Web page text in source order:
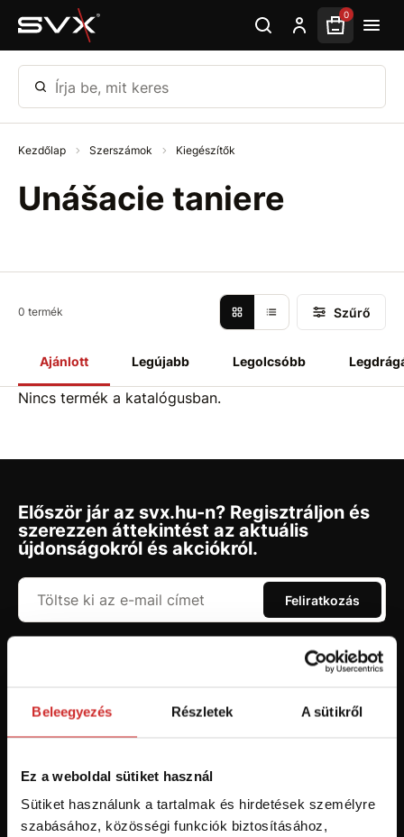
Beleegyezés Részletek A sütikről
Ez a weboldal sütiket használ
Sütiket használunk a tartalmak és hirdetések személyre
szabásához, közösségi funkciók biztosításához,
Ugrás az oldal fő részéhez 0
Írja be, mit keres
Kezdőlap Szerszámok Kiegészítők
Unášacie taniere
Ajánlott Legújabb Legolcsóbb
0 termék Szűrő
Nincs termék a katalógusban.
Először jár az svx.hu-n? Regisztráljon és
szerezzen áttekintést az aktuális
újdonságokról és akciókról.
Feliratkozás
Hozzájárulok a személyes adatok feldolgozásához üzleti
értesítések küldése céljából - 16 éven felüli személyek számára